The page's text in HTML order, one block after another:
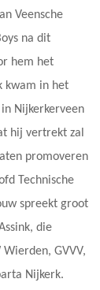
Veensche
na dit
hem het
kwam in het
Nijkerkerveen
hij vertrekt zal
promoveren
Technische
spreekt groot
die
GVVV,
Nijkerk.